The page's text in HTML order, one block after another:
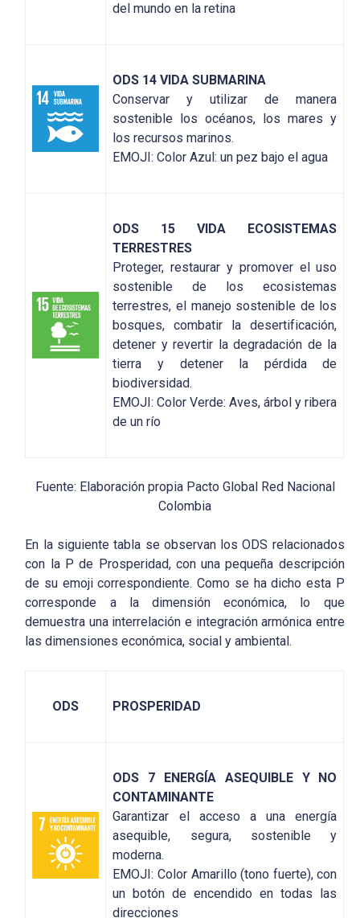
del mundo en la retina
ODS 14 VIDA SUBMARINA
Conservar y utilizar de manera
sostenible los océanos, los mares y
los recursos marinos.
EMOJI: Color Azul: un pez bajo el agua
ODS 15 VIDA ECOSISTEMAS
TERRESTRES
Proteger, restaurar y promover el uso
sostenible de los ecosistemas
terrestres, el manejo sostenible de los
bosques, combatir la desertificación,
detener y revertir la degradación de la
tierra y detener la pérdida de
biodiversidad.
EMOJI: Color Verde: Aves, árbol y ribera
de un río
Fuente: Elaboración propia Pacto Global Red Nacional
Colombia
En la siguiente tabla se observan los ODS relacionados
con la P de Prosperidad, con una pequeña descripción
de su emoji correspondiente. Como se ha dicho esta P
corresponde a la dimensión económica, lo que
demuestra una interrelación e integración armónica entre
las dimensiones económica, social y ambiental.
ODS PROSPERIDAD
ODS 7 ENERGÍA ASEQUIBLE Y NO
CONTAMINANTE
Garantizar el acceso a una energía
asequible, segura, sostenible y
moderna.
EMOJI: Color Amarillo (tono fuerte), con
un botón de encendido en todas las
direcciones